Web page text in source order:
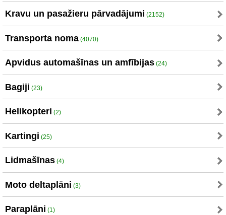
Kravu un pasažieru pārvadājumi (2152)
Transporta noma (4070)
Apvidus automašīnas un amfībijas (24)
Bagiji (23)
Helikopteri (2)
Kartingi (25)
Lidmašīnas (4)
Moto deltaplāni (3)
Paraplāni (1)